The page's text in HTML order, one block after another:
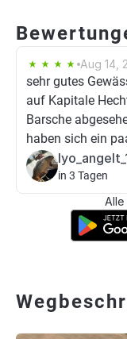
Aug 14,
sehr gutes
auf Kapitale
Barsche
haben sich ein
in 3 Tagen
Alle